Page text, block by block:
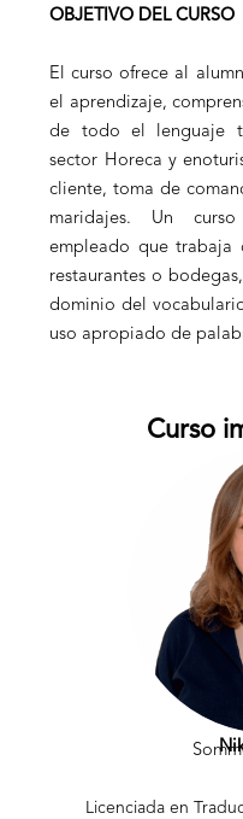
OBJETIVO DEL CURSO
El curso ofrece al
el aprendizaje,
de todo el lenguaje
sector Horeca y
cliente, toma de
maridajes. Un
empleado que trabaja
restaurantes o
dominio del
uso apropiado de
Curso
Licenciada en